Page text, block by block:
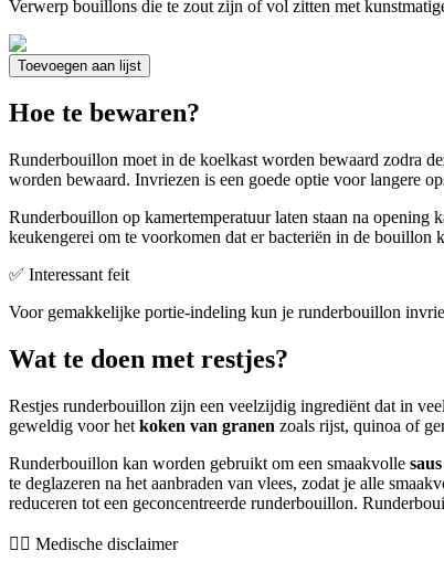
Verwerp bouillons die te zout zijn of vol zitten met
Toevoegen aan lijst
Hoe te bewaren?
Runderbouillon moet in de koelkast worden bewaard zodra
worden bewaard. Invriezen is een goede optie voor langere
Runderbouillon op kamertemperatuur laten staan na opening
keukengerei om te voorkomen dat er bacteriën in de bouillon
✅ Interessant feit
Voor gemakkelijke portie-indeling kun je runderbouillon
Wat te doen met restjes?
Restjes runderbouillon zijn een veelzijdig ingrediënt dat in
geweldig voor het koken van granen zoals rijst, quinoa of
Runderbouillon kan worden gebruikt om een smaakvolle
te deglazeren na het aanbraden van vlees, zodat je alle
reduceren tot een geconcentreerde runderbouillon.
👨‍⚕️️ Medische disclaimer